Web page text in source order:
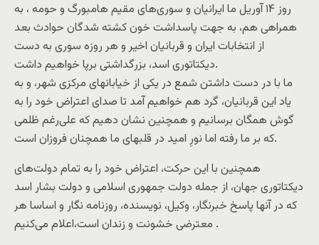
روز ۱۴ آوریل ما ایرانیان و سوری‌های مقیم هامبورگ و حومه ، به
همراهی هم، به جهت پاسداشت خون کشته شدگان حوادث بعد
از انتخابات ایران و قربانیان اخیر و هر روزه سوری به دست
دیکتاتوری اسد، بزرگداشتی برپا خواهیم داشت.
ما با در دست داشتن شمع در یکی‌ از خیابانهای مرکزی شهر، و به
یاد این قربانیان، گرد هم خواهیم آمد تا صدای اعتراض خود را به
گوش همگان برسانیم و همچنین نشان دهیم که علی‌رغم ظلمی
که بر ما رفته اما نورِ امید در قلبهای ما همچنان فروزان است.
همچنین با این حرکت، اعتراض خود را به تمام دولت‌های
دیکتاتوری جهان، از جمله دولت جمهوری اسلامی و دولت بشار اسد
که در آنها پاسخ خبرنگار، وکیل، نویسنده، روزنامه نگار و اساسا هر
معترضی خشونت و زندان است،اعلام می‌کنیم .